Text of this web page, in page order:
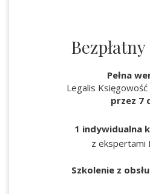
Pełna
Legalis
przez 7
1 indywidualna
z ekspertami
Szkolenie z